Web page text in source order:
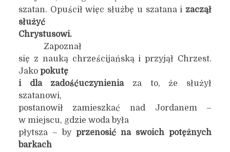
szatan. Opuścił więc służbę u szatana i zaczął
służyć
Chrystusowi.
Zapoznał
się z nauką chrześcijańską i przyjął Chrzest.
Jako pokutę
i dla zadośćuczynieniaza to, że służył
szatanowi,
postanowił zamieszkać nad Jordanem –
w miejscu, gdzie woda była
płytsza – by przenosić na swoich potężnych
barkach